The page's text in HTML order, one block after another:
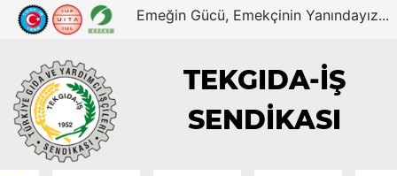
Emeğin Gücü, Emekçinin Yanındayız...
TEKGIDA-İŞ
SENDİKASI